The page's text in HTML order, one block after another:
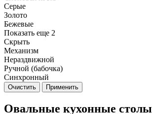
Серые
Золото
Бежевые
Показать еще 2
Скрыть
Механизм
Нераздвижной
Ручной (бабочка)
Синхронный
Очистить Применить
Овальные кухонные столы